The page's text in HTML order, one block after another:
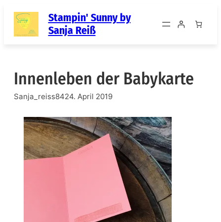
Inhalt
springen
Stampin' Sunny by
Sanja Reiß
Innenleben der Babykarte
Sanja_reiss8424. April 2019